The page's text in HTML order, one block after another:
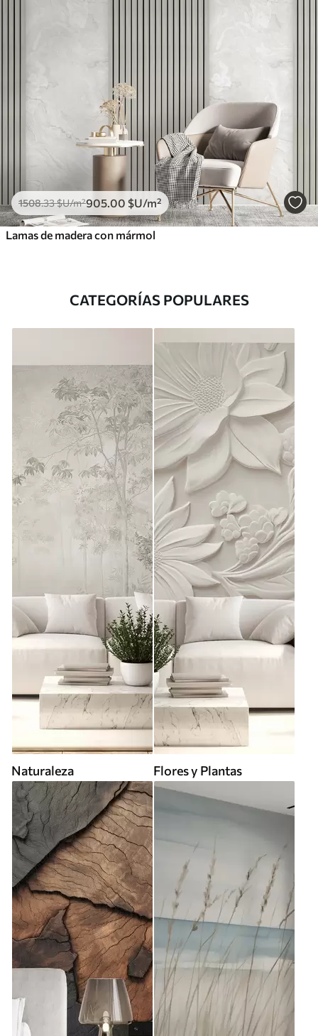
1508.33$U/m²905.00 $U/m²
Lamas de madera con mármol
CATEGORÍAS POPULARES
Naturaleza Flores y Plantas